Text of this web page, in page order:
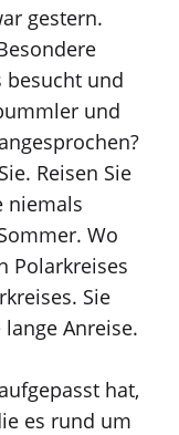
gestern.
besucht und
und
Reisen Sie
niemals
Wo
Polarkreises
Sie
Anreise.
hat,
es rund um